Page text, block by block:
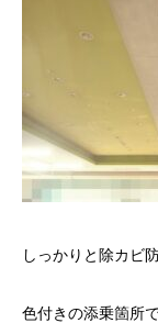
しっかりと除カビ
色付きの添乗箇所